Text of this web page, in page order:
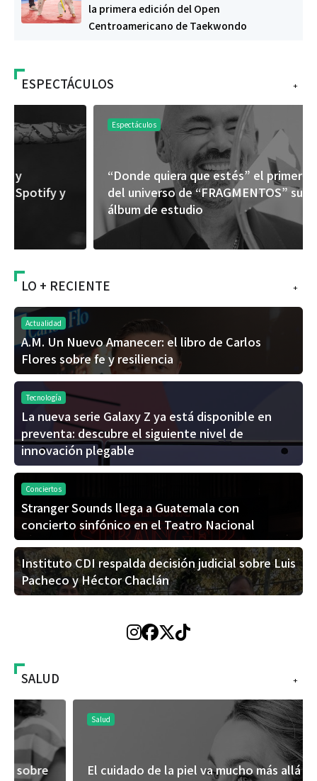
la primera edición del Open
Centroamericano de Taekwondo
+
ESPECTÁCULOS
Espectáculos
“Donde quiera que estés” el primer capítulo
del universo de “FRAGMENTOS” su próximo
álbum de estudio
+
LO + RECIENTE
Actualidad
A.M. Un Nuevo Amanecer: el libro de Carlos
Flores sobre fe y resiliencia
Tecnología
La nueva serie Galaxy Z ya está disponible en
preventa: descubre el siguiente nivel de
innovación plegable
Conciertos
Stranger Sounds llega a Guatemala con
concierto sinfónico en el Teatro Nacional
Instituto CDI respalda decisión judicial sobre Luis
Pacheco y Héctor Chaclán
+
SALUD
Salud
El cuidado de la piel va mucho más allá del